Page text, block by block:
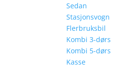
Sedan
Stasjonsvogn
Flerbruksbil
Kombi 3-dørs
Kombi 5-dørs
Kasse